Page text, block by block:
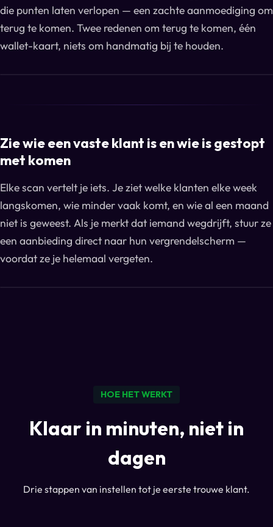
die punten laten verlopen — een zachte aanmoediging om
terug te komen. Twee redenen om terug te komen, één
wallet-kaart, niets om handmatig bij te houden.
Zie wie een vaste klant is en wie is gestopt
met komen
Elke scan vertelt je iets. Je ziet welke klanten elke week
langskomen, wie minder vaak komt, en wie al een maand
niet is geweest. Als je merkt dat iemand wegdrijft, stuur ze
een aanbieding direct naar hun vergrendelscherm —
voordat ze je helemaal vergeten.
HOE HET WERKT
Klaar in minuten, niet in
dagen
Drie stappen van instellen tot je eerste trouwe klant.